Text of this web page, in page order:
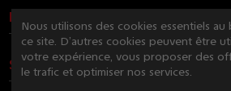
Nous Contacter
Suivez-nous
Nous utilisons des cookies essentiels
ce site. D’autres cookies peuvent être
votre expérience, vous proposer des
le trafic et optimiser nos services.